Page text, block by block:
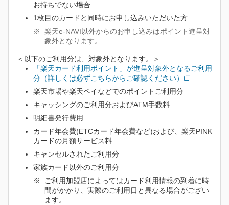
お持ちでない場合
1枚目のカードと同時にお申し込みいただいた方
楽天e-NAVI以外からのお申し込みはポイント進呈対
象外となります。
＜以下のご利用分は、対象外となります。＞
「楽天カード利用ポイント」が進呈対象外となるご利用
分（詳しくは必ずこちらからご確認ください）
楽天市場や楽天ペイなどでのポイントご利用分
キャッシングのご利用分およびATM手数料
明細書発行費用
カード年会費(ETCカード年会費など)および、楽天PINK
カードの月額サービス料
キャンセルされたご利用分
家族カード以外のご利用分
ご利用加盟店によってはカード利用情報の到着に時
間がかかり、実際のご利用日と異なる場合がござい
ます。